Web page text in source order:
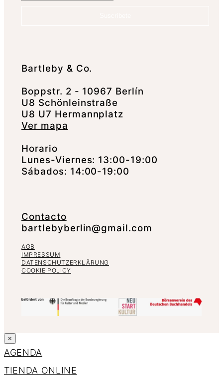
Bartleby & Co.
Boppstr. 2 - 10967 Berlín
U8 Schönleinstraße
U8 U7 Hermannplatz
Ver mapa
Horario
Lunes-Viernes: 13:00-19:00
Sábados: 14:00-19:00
Contacto
bartlebyberlin@gmail.com
AGB
IMPRESSUM
DATENSCHUTZERKLÄRUNG
COOKIE POLICY
×
AGENDA
TIENDA ONLINE